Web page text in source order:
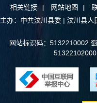
相关链接 | 网站地图 |
主办：中共汶川县委 | 汶川县
网站标识码：5132210002